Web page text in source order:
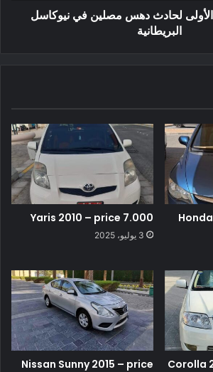
لحادث دهس مصلين في نيوكاسل
البريطانية
Yaris 2010 – price 7.000
3 يوليو، 2025
Corolla
Nissan Sunny 2015 – price